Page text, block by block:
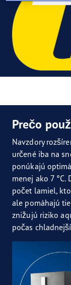
Prečo
Navzdory
určené iba na
ponúkajú
menej ako 7
počet lamiel,
ale pomáhajú
znižujú riziko
počas